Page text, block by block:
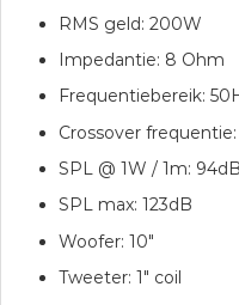
RMS geld: 200W
Impedantie: 8 Ohm
Frequentiebereik:
Crossover
SPL @ 1W / 1m: 94dB
SPL max: 123dB
Woofer: 10″
Tweeter: 1″ coil